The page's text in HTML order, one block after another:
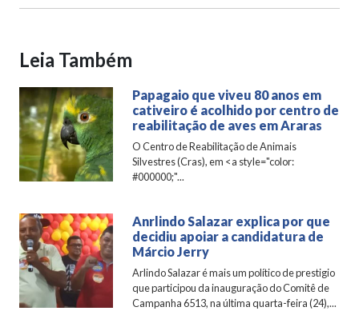
Leia Também
Papagaio que viveu 80 anos em
cativeiro é acolhido por centro de
reabilitação de aves em Araras
O Centro de Reabilitação de Animais
Silvestres (Cras), em <a style="color:
#000000;"...
Anrlindo Salazar explica por que
decidiu apoiar a candidatura de
Márcio Jerry
Arlindo Salazar é mais um político de prestigio
que participou da inauguração do Comitê de
Campanha 6513, na última quarta-feira (24),...